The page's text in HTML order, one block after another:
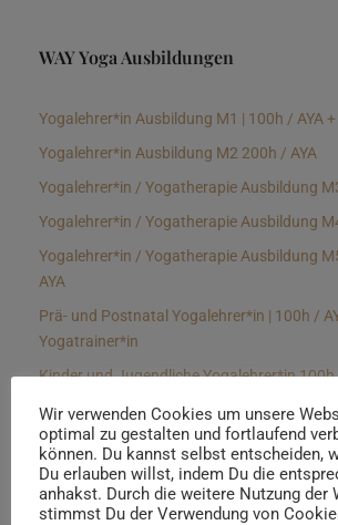
WAY Yoga Ausbildungen
Yogalehrer*in Ausbildung M1 | 100h / AYA
Yogalehrer*in Ausbildung M2 200h / AYA
Yogalehrer*in / Yogatherapie Ausbildung
Yogalehrer*in / Yogatherapie Ausbildung
Yogalehrer*in / Yogatherapie Ausbildung
AYA
Prä- und Postnatal Yogalehrer*in | 100h /
Yogatrainer*in
Kinder und Jugendliche Yogalehrer*in 100h
Yin Yogalehrer*in | 100 h & Faszientrainer*in
Hormon Yogalehrer*in / Yogatherapeut*in
Stressmanagementtrainer*in | 70h
Wir verwenden Cookies um unsere
optimal zu gestalten und fortlaufend
können. Du kannst selbst entscheiden,
Du erlauben willst, indem Du die
anhakst. Durch die weitere Nutzung der
stimmst Du der Verwendung von